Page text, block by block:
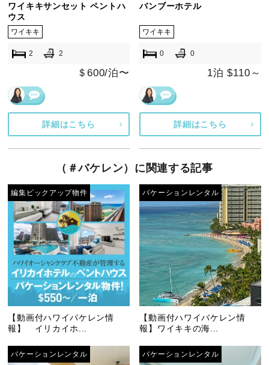
ワイキキサンセット ペントハ
ウス
ワイキキ
2 2
＄600/泊〜
詳細はこちら
バンブーホテル
ワイキキ
0 0
1泊 $110～
詳細はこちら
（＃バケレン）に関連する記事
編集ピックアップ物件
【動画付ハワイバケレン情
報】 イリカイホ...
バケーションレンタル
【動画付ハワイバケレン情
報】ワイキキの海...
バケーションレンタル バケーションレンタル